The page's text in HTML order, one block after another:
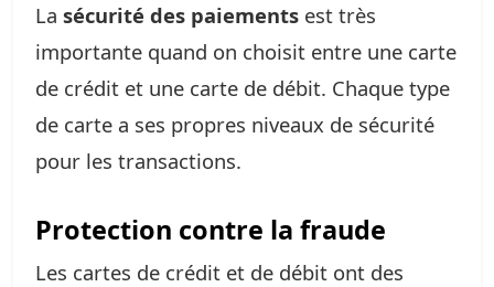
La sécurité des paiements est très
importante quand on choisit entre une carte
de crédit et une carte de débit. Chaque type
de carte a ses propres niveaux de sécurité
pour les transactions.
Protection contre la fraude
Les cartes de crédit et de débit ont des